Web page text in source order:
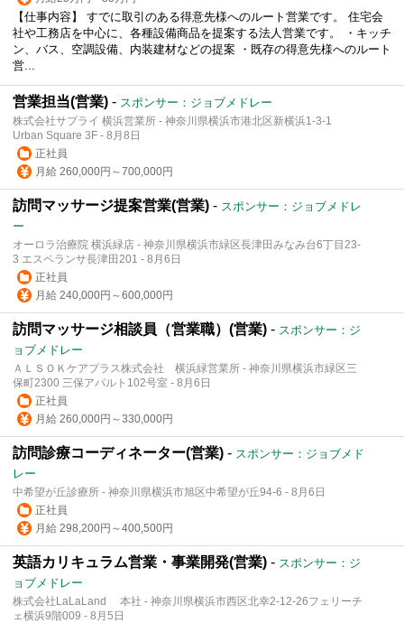
【仕事内容】 すでに取引のある得意先様へのルート営業です。 住宅会
社や工務店を中心に、各種設備商品を提案する法人営業です。 ・キッチ
ン、バス、空調設備、内装建材などの提案 ・既存の得意先様へのルート
営...
営業担当(営業) - スポンサー：ジョブメドレー
株式会社サプライ 横浜営業所 - 神奈川県横浜市港北区新横浜1-3-1
Urban Square 3F - 8月8日
正社員
月給 260,000円～700,000円
訪問マッサージ提案営業(営業) - スポンサー：ジョブメドレ
ー
オーロラ治療院 横浜緑店 - 神奈川県横浜市緑区長津田みなみ台6丁目23-
3 エスペランサ長津田201 - 8月6日
正社員
月給 240,000円～600,000円
訪問マッサージ相談員（営業職）(営業) - スポンサー：ジ
ョブメドレー
ＡＬＳＯＫケアプラス株式会社 横浜緑営業所 - 神奈川県横浜市緑区三
保町2300 三保アパルト102号室 - 8月6日
正社員
月給 260,000円～330,000円
訪問診療コーディネーター(営業) - スポンサー：ジョブメド
レー
中希望が丘診療所 - 神奈川県横浜市旭区中希望が丘94-6 - 8月6日
正社員
月給 298,200円～400,500円
英語カリキュラム営業・事業開発(営業) - スポンサー：ジ
ョブメドレー
株式会社LaLaLand 本社 - 神奈川県横浜市西区北幸2-12-26フェリーチ
ェ横浜9階009 - 8月5日